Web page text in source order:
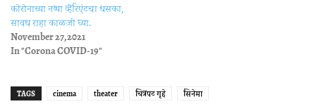
कोरोनाच्या नव्या व्हेरिएंटचा धसका,
सावध राहा काळजी घ्या.
November 27, 2021
In "Corona COVID-19"
TAGS cinema theater चित्रपट गृहे सिनेमा